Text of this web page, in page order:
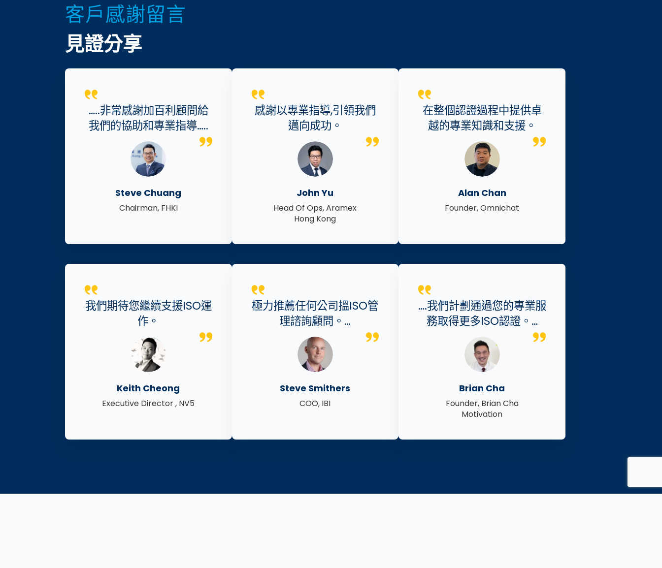
客戶感謝留言
見證分享
…..非常感謝加百利顧問給
我們的協助和專業指導…..
Steve Chuang
Chairman, FHKI
感謝以專業指導,引領我們
邁向成功。
John Yu
Head Of Ops, Aramex
Hong Kong
在整個認證過程中提供卓
越的專業知識和支援。
Alan Chan
Founder, Omnichat
我們期待您繼續支援ISO運
作。
Keith Cheong
Executive Director , NV5
極力推薦任何公司搵ISO管
理諮詢顧問。…
Steve Smithers
COO, IBI
….我們計劃通過您的專業服
務取得更多ISO認證。…
Brian Cha
Founder, Brian Cha
Motivation